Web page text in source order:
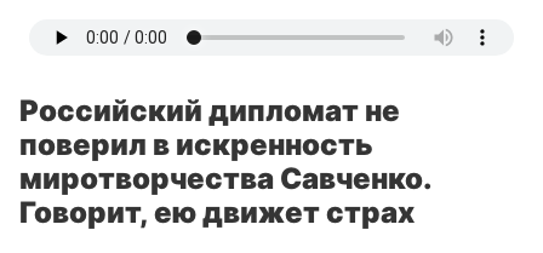
Российский дипломат не
поверил в искренность
миротворчества Савченко.
Говорит, ею движет страх